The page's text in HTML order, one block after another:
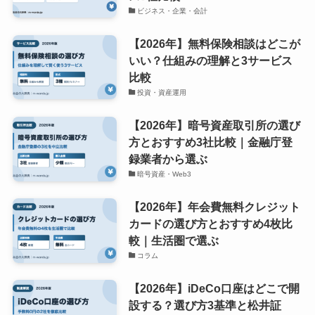
ビジネス・企業・会計
【2026年】無料保険相談はどこが
いい？仕組みの理解と3サービス
比較
投資・資産運用
【2026年】暗号資産取引所の選び
方とおすすめ3社比較｜金融庁登
録業者から選ぶ
暗号資産・Web3
【2026年】年会費無料クレジット
カードの選び方とおすすめ4枚比
較｜生活圏で選ぶ
コラム
【2026年】iDeCo口座はどこで開
設する？選び方3基準と松井証